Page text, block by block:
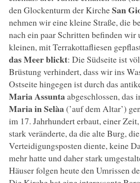
den Glockenturm der KircheSan
nehmen wir eine kleine Straße, die
nach ein paar Schritten befinden wir
kleinen, mit Terrakottafliesen
das Meer blickt: Die Südseite ist
Brüstung verhindert, dass wir ins
Ostseite hingegen ist durch das
Maria Assuntaabgeschlossen, das
Maria in Selàa(’auf dem Altar’)
im 17. Jahrhundert erbaut, einer
stark veränderte, da die alte Burg,
Verteidigungsposten diente, keine
mehr hatte und daher stark
Häuser folgen heute den Umrissen